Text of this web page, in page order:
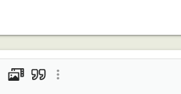
invoegen
MediaMulti-Citaat
Meer opties…